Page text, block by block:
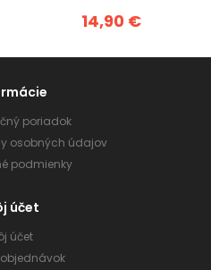
14,90 €
poriadok
osobných údajov
podmienky
účet
účet